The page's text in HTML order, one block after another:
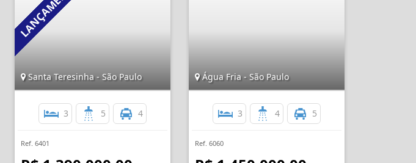
Santa Teresinha - São Paulo
3 5 4
Ref. 6401
Água Fria - São Paulo
3 4 5
Ref. 6060